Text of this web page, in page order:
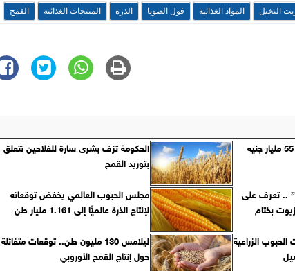
النخيل المواد الغذائية فول الصويا الذرة المنتجات الغذائية القمح
”مدبولي”: الدولة تحملت 55 مليار جنيه
الحكومة تزف بشرى سارة للفلاحين تتعلق
بتوريد القمح
.. تعرف على
بختام
مجلس الحبوب العالمي يخفض توقعاته
لإنتاج الذرة عالميًّا إلى 1.161 مليار طن
الزراعية
ليلامس 130 مليون طن.. توقعات متفائلة
حول إنتاج القمح الأوروبي